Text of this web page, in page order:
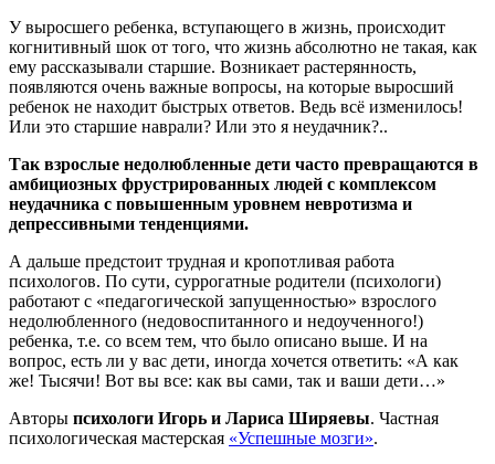
У выросшего ребенка, вступающего в жизнь, происходит
когнитивный шок от того, что жизнь абсолютно не такая, как
ему рассказывали старшие. Возникает растерянность,
появляются очень важные вопросы, на которые выросший
ребенок не находит быстрых ответов. Ведь всё изменилось!
Или это старшие наврали? Или это я неудачник?..
Так взрослые недолюбленные дети часто превращаются в
амбициозных фрустрированных людей с комплексом
неудачника с повышенным уровнем невротизма и
депрессивными тенденциями.
А дальше предстоит трудная и кропотливая работа
психологов. По сути, суррогатные родители (психологи)
работают с «педагогической запущенностью» взрослого
недолюбленного (недовоспитанного и недоученного!)
ребенка, т.е. со всем тем, что было описано выше. И на
вопрос, есть ли у вас дети, иногда хочется ответить: «А как
же! Тысячи! Вот вы все: как вы сами, так и ваши дети…»
Авторы психологи Игорь и Лариса Ширяевы. Частная
психологическая мастерская «Успешные мозги».